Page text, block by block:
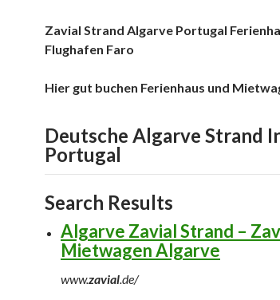
Zavial Strand Algarve Portugal
Flughafen Faro
Hier gut buchen Ferienhaus und
Deutsche Algarve Strand
Portugal
Search Results
Algarve Zavial Strand –
Mietwagen Algarve
www.zavial.de/